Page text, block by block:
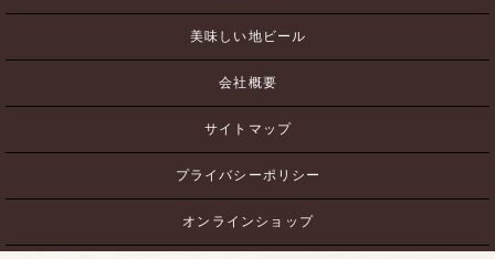
美味しい地ビール
会社概要
サイトマップ
プライバシーポリシー
オンラインショップ